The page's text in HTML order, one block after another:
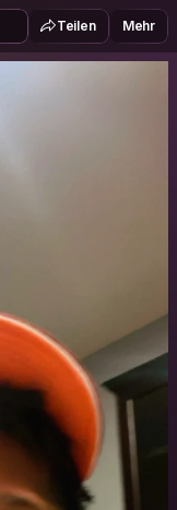
Teilen Mehr